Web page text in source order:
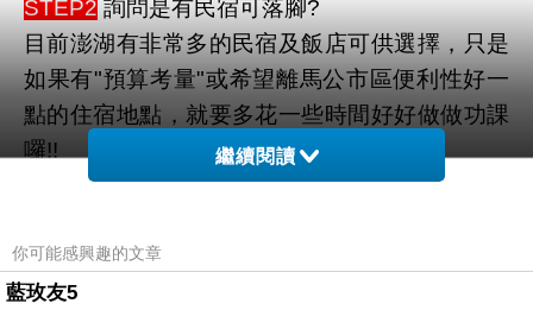
STEP2 詢問是有民宿可落腳?
目前澎湖有非常多的民宿及飯店可供選擇，只是
如果有"預算考量"或希望離馬公市區便利性好一
點的住宿地點，就要多花一些時間好好做做功課
囉!!
澎湖目前的行程安排非常多樣化，要濕與不濕、
本島與跳島…看的我是眼花瞭亂，參考了許多人
繼續閱讀
你可能感興趣的文章
藍玫友5